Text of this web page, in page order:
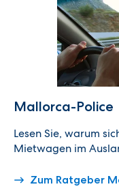
Mallorca-Police
Lesen Sie, warum
Mietwagen im
Zum Ratgeber